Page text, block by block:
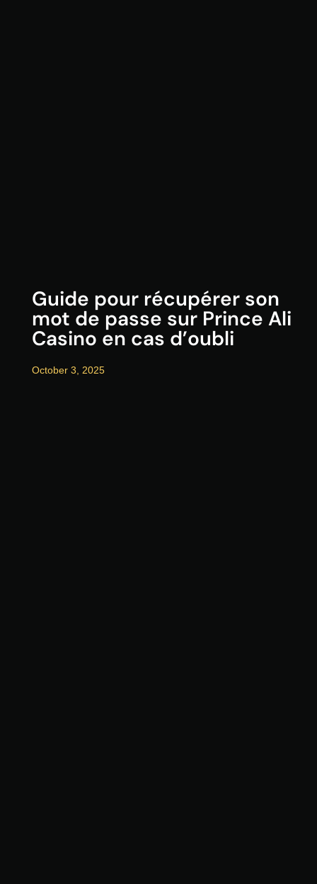
Guide pour récupérer son
mot de passe sur Prince Ali
Casino en cas d’oubli
October 3, 2025